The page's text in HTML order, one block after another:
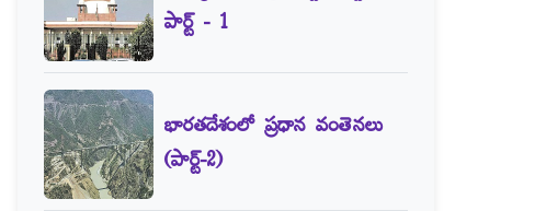
పార్ట్‌ - 1
భారతదేశంలో ప్రధాన వంతెనలు
(పార్ట్‌-2)